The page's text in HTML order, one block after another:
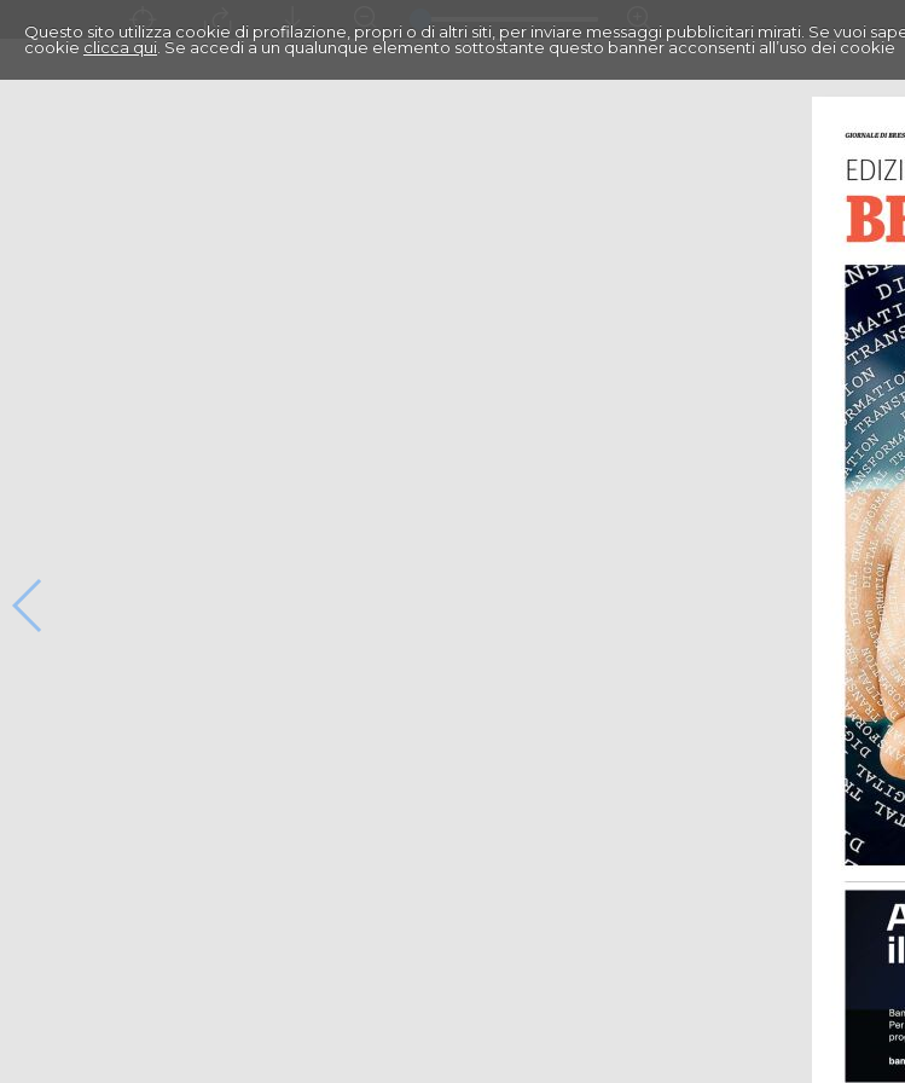
Questo sito utilizza cookie di profilazione, propri o di altri siti, per inviare messaggi pubblicitari mirati. Se vuoi
cookie clicca qui . Se accedi a un qualunque elemento sottostante questo banner acconsenti all’uso dei cookie